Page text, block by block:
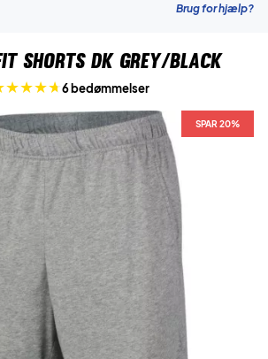
Brug for hjælp?
Shorts DK Grey/Black
6 bedømmelser
SPAR 20%
SPAR 20%